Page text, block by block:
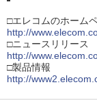
□エレコムのホーム
http://
□ニュースリリース
http://
□製品情報
http://